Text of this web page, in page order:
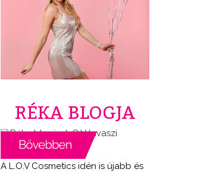
RÉKA BLOGJA
A L.O.V Cosmetics idén is újabb és